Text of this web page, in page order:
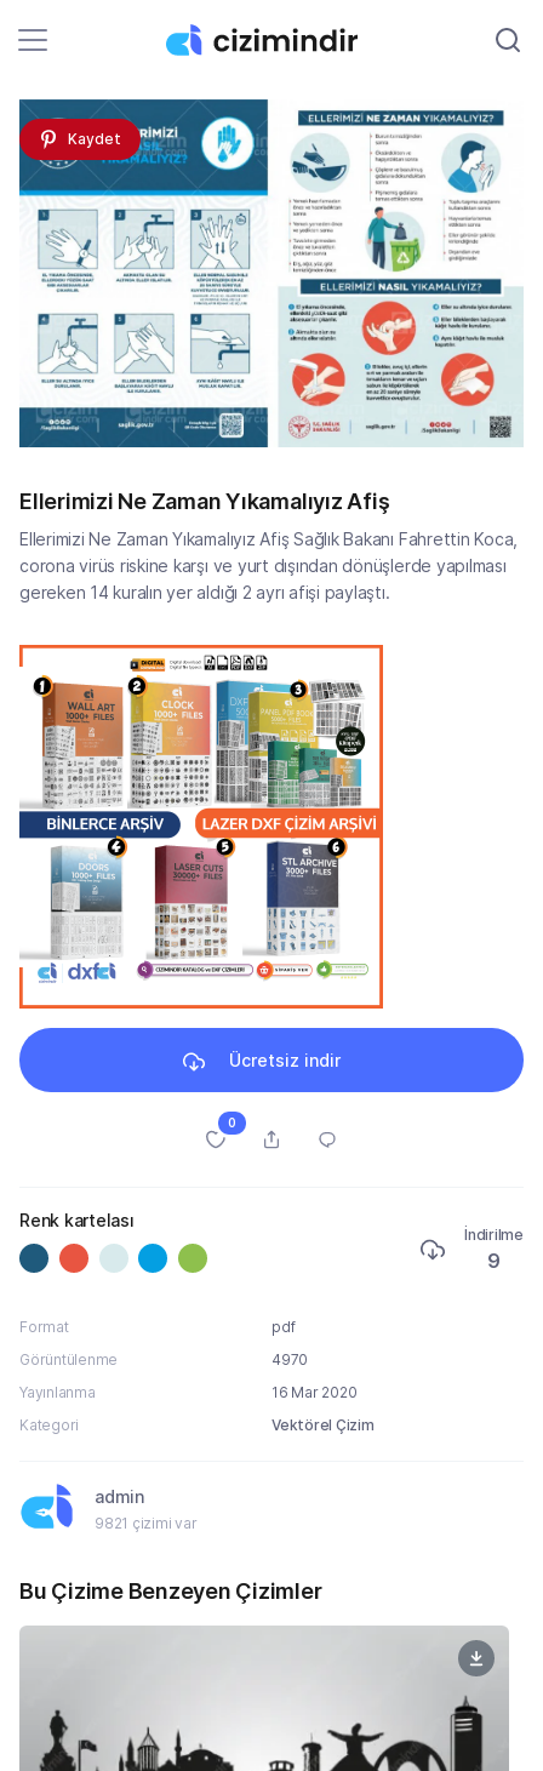
Kaydet
Ellerimizi Ne Zaman Yıkamalıyız Afiş
Ellerimizi Ne Zaman Yıkamalıyız Afiş Sağlık Bakanı Fahrettin Koca,
corona virüs riskine karşı ve yurt dışından dönüşlerde yapılması
gereken 14 kuralın yer aldığı 2 ayrı afişi paylaştı.
Ücretsiz indir
0
Renk kartelası
İndirilme
9
Format
pdf
Görüntülenme
4970
Yayınlanma
16 Mar 2020
Kategori
Vektörel Çizim
admin
9821 çizimi var
Bu Çizime Benzeyen Çizimler